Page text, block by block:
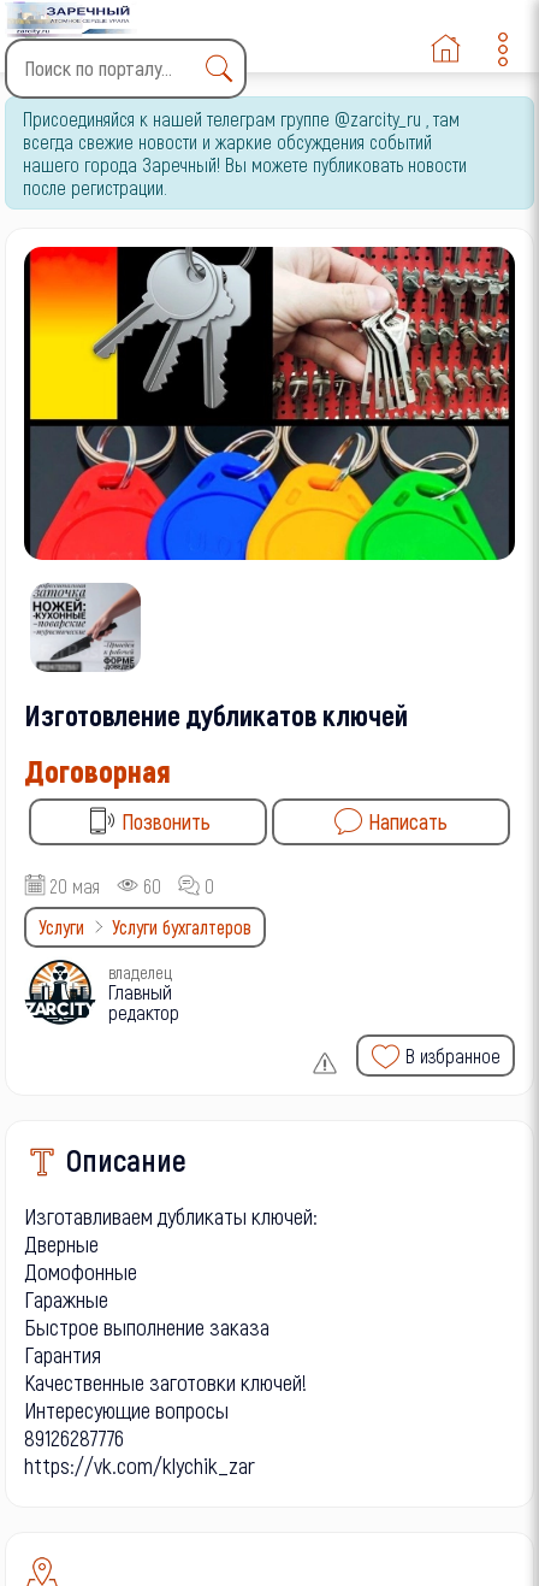
Type 2 or more characters
for results.
Присоединяйся к нашей телеграм группе @zarcity_ru , там
всегда свежие новости и жаркие обсуждения событий
нашего города Заречный! Вы можете публиковать новости
после регистрации.
Изготовление дубликатов ключей
Договорная
Позвонить Написать
20 мая 60
0
Услуги
Услуги бухгалтеров
владелец
Главный
редактор
В избранное
Описание
Изготавливаем дубликаты ключей:
Дверные
Домофонные
Гаражные
Быстрое выполнение заказа
Гарантия
Качественные заготовки ключей!
Интересующие вопросы
89126287776
https://vk.com/klychik_zar